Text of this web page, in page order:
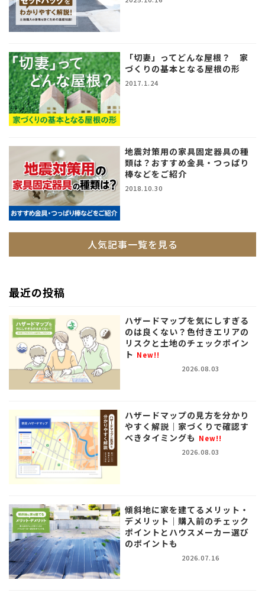
「切妻」ってどんな屋根？ 家
づくりの基本となる屋根の形
2017.1.24
地震対策用の家具固定器具の種
類は？おすすめ金具・つっぱり
棒などをご紹介
2018.10.30
人気記事一覧を見る
最近の投稿
ハザードマップを気にしすぎる
のは良くない？色付きエリアの
リスクと土地のチェックポイン
ト New!!
2026.08.03
ハザードマップの見方を分かり
やすく解説｜家づくりで確認す
べきタイミングも New!!
2026.08.03
傾斜地に家を建てるメリット・
デメリット｜購入前のチェック
ポイントとハウスメーカー選び
のポイントも
2026.07.16